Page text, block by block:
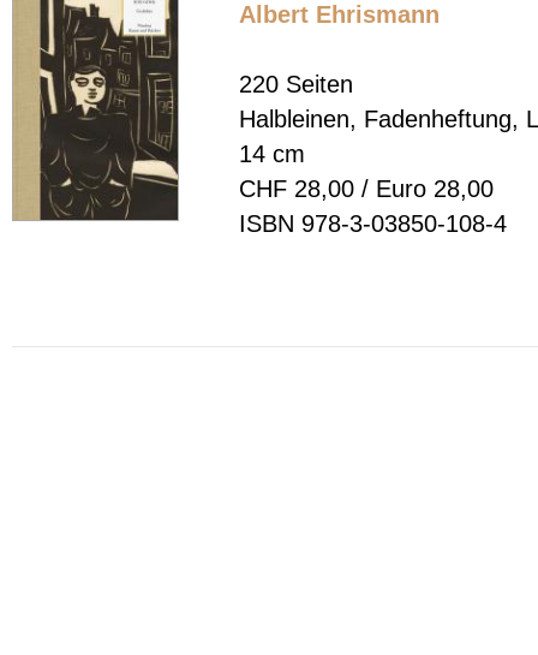
Albert Ehrismann
220 Seiten
Halbleinen, Fadenheftung,
14 cm
CHF 28,00 / Euro 28,00
ISBN 978-3-03850-108-4